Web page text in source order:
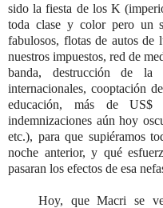
sido la fiesta de los K
toda clase y color pero un
fabulosos, flotas de autos de
nuestros impuestos, red de
banda, destrucción de la
internacionales, cooptación
educación, más de
indemnizaciones aún hoy
etc.), para que supiéramos
noche anterior, y qué
pasaran los efectos de esa
Hoy, que Macri se